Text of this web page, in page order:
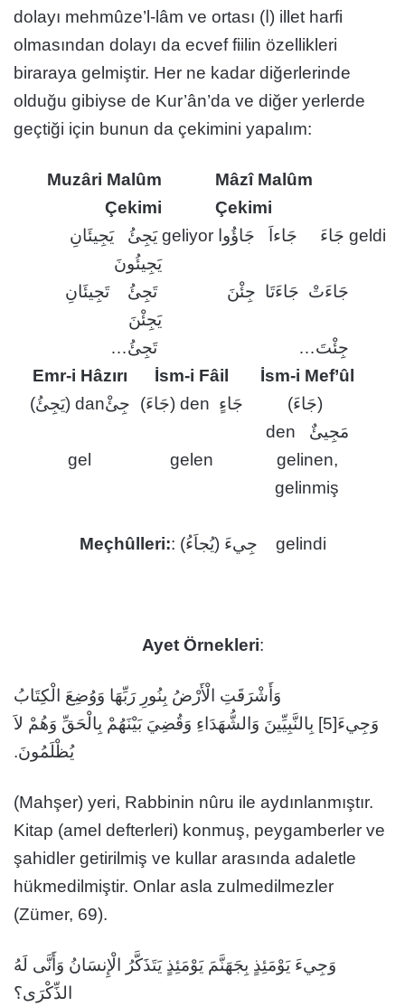
dolayı mehmûze’l-lâm ve ortası (ا) illet harfi
olmasından dolayı da ecvef fiilin özellikleri
biraraya gelmiştir. Her ne kadar diğerlerinde
olduğu gibiyse de Kur’ân’da ve diğer yerlerde
geçtiği için bunun da çekimini yapalım:
Muzâri Malûm
Çekimi
Mâzî Malûm
Çekimi
يَجِئُ يَجِيئَانِ
يَجِيئُونَ
geliyor جَاءَ جَاءاَ جَاؤُوا geldi
تَجِئُ تَجِيئَانِ
يَجِئْنَ
جَاءَتْ جَاءَتَا جِئْنَ
تَجِئُ…
جِئْتَ…
Emr-i Hâzırı
İsm-i Fâil
İsm-i Mef’ûl
(يَجِئُ) danجِئْ
(جَاءَ) den جَاءٍ
(جَاءَ)
den مَجِيئٌ
gel
gelen
gelinen,
gelinmiş
Meçhûlleri: : جِيءَ (يُجاَءُ) gelindi
Ayet Örnekleri:
وَأَشْرَقَتِ الْأَرْضُ بِنُورِ رَبِّهَا وَوُضِعَ الْكِتَابُ
وَجِيءَ[5] بِالنَّبِيِّينَ وَالشُّهَدَاءِ وَقُضِيَ بَيْنَهُمْ بِالْحَقِّ وَهُمْ لاَ
يُظْلَمُونَ.
(Mahşer) yeri, Rabbinin nûru ile aydınlanmıştır.
Kitap (amel defterleri) konmuş, peygamberler ve
şahidler getirilmiş ve kullar arasında adaletle
hükmedilmiştir. Onlar asla zulmedilmezler
(Zümer, 69).
وَجِيءَ يَوْمَئِذٍ بِجَهَنَّمَ يَوْمَئِذٍ يَتَذَكَّرُ الْإِنسَانُ وَأَنَّى لَهُ
الذِّكْرَى؟